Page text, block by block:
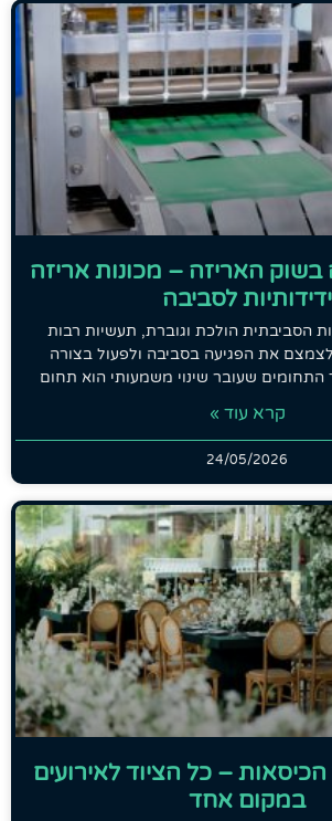
בשוק האריזה – מכונות אריזה
ידידותיות לסביבה
הסביבתית הולכת וגוברת, תעשיות רבות
את הפגיעה בסביבה ולפעול בצורה
שעובר שינוי משמעותי הוא תחום
קרא עוד »
24/05/2026
– כל הציוד לאירועים
במקום אחד